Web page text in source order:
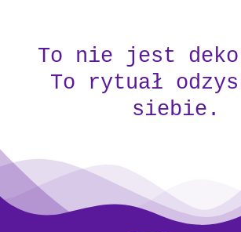
To nie jest
To rytuał
siebie.